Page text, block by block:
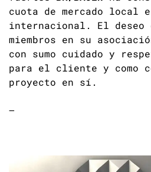
cuota de mercado local e
internacional. El deseo
miembros en su
con sumo cuidado y
para el cliente y como
proyecto en sí.
—